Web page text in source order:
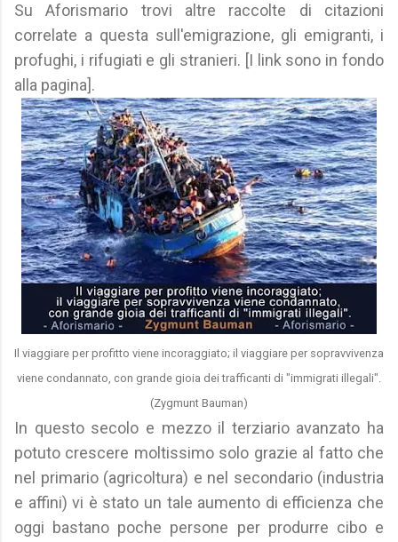
Su Aforismario trovi altre raccolte di citazioni
correlate a questa sull'emigrazione, gli emigranti, i
profughi, i rifugiati e gli stranieri. [I link sono in fondo
alla pagina].
Il viaggiare per profitto viene incoraggiato; il viaggiare per sopravvivenza
viene condannato, con grande gioia dei trafficanti di "immigrati illegali".
(Zygmunt Bauman)
In questo secolo e mezzo il terziario avanzato ha
potuto crescere moltissimo solo grazie al fatto che
nel primario (agricoltura) e nel secondario (industria
e affini) vi è stato un tale aumento di efficienza che
oggi bastano poche persone per produrre cibo e